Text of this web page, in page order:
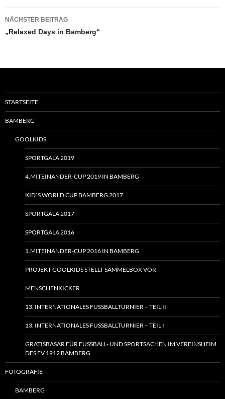
NÄCHSTER BEITRAG
„Relaxed Days in Bamberg“
STARTSEITE
BAMBERG
GOOLKIDS
SPORTGALA 2019
4.MITEINANDER-CUP 2019 IN BAMBERG
KID`S WORLD CUP BAMBERG 2017
SPORTGALA 2017
SPORTGALA 2016
1.MITEINANDER-CUP 2016 IN BAMBERG
PROJEKT GOOLKIDS STELLT SAMMELBOX VOR
MENSCHENKICKER
13. INTERNATIONALES FUSSBALLTURNIER – TEIL II
13. INTERNATIONALES FUSSBALLTURNIER – TEIL I
GRATISBASAR FÜR FUSSBALL- UND SPORTSACHEN IM VEREINSHEIM
DES FV 1912 BAMBERG
FOTOGRAFIE
BAMBERG